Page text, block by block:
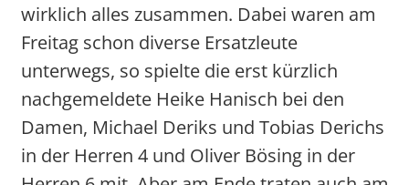
wirklich alles zusammen. Dabei waren am
Freitag schon diverse Ersatzleute
unterwegs, so spielte die erst kürzlich
nachgemeldete Heike Hanisch bei den
Damen, Michael Deriks und Tobias Derichs
in der Herren 4 und Oliver Bösing in der